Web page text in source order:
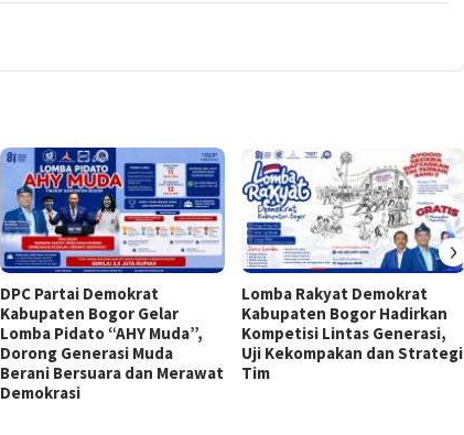
DPC Partai Demokrat
Kabupaten Bogor Gelar
Lomba Pidato “AHY Muda”,
Dorong Generasi Muda
Berani Bersuara dan Merawat
Demokrasi
Lomba Rakyat Demokrat
Kabupaten Bogor Hadirkan
Kompetisi Lintas Generasi,
Uji Kekompakan dan Strategi
Tim
›